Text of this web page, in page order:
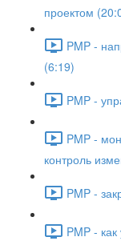
проектом
PMP -
(6:19)
PMP -
PMP -
контроль
PMP -
PMP -